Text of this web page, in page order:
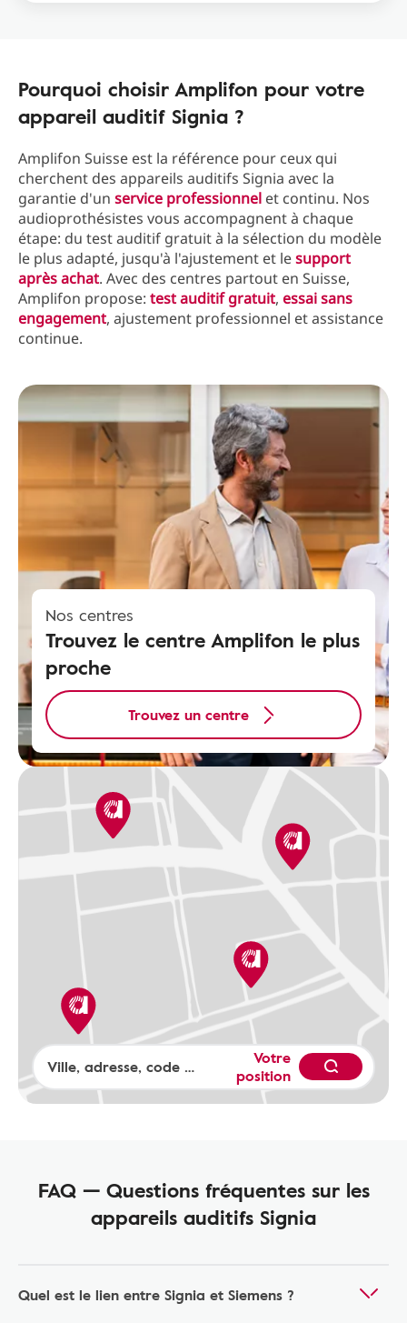
Pourquoi choisir Amplifon pour votre
appareil auditif Signia ?
Amplifon Suisse est la référence pour ceux qui
cherchent des appareils auditifs Signia avec la
garantie d'un service professionnel et continu. Nos
audioprothésistes vous accompagnent à chaque
étape: du test auditif gratuit à la sélection du modèle
le plus adapté, jusqu'à l'ajustement et lesupport
après achat. Avec des centres partout en Suisse,
Amplifon propose: test auditif gratuit, essai sans
engagement, ajustement professionnel et assistance
continue.
Nos centres
Trouvez le centre Amplifon le plus
proche
Trouvez un centre
Votre
position
FAQ — Questions fréquentes sur les
appareils auditifs Signia
Quel est le lien entre Signia et Siemens ?